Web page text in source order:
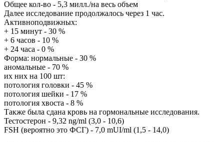
Общее кол-во - 5,3 милл./на весь объем
Далее исследование продолжалось через 1 час.
Активноподвижных:
+ 15 минут - 30 %
+ 6 часов - 10 %
+ 24 часа - 0 %
Форма: нормальные - 30 %
аномальные - 70 %
их них на 100 шт:
потология головки - 45 %
потология шейки - 17 %
потология хвоста - 8 %
Также была сдана кровь на гормональные исследования.
Тестостерон - 9,32 ng/ml (3,0 - 10,6)
FSH (вероятно это ФСГ) - 7,0 mUI/ml (1,5 - 14,0)